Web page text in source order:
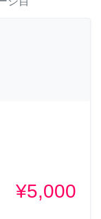
¥5,000